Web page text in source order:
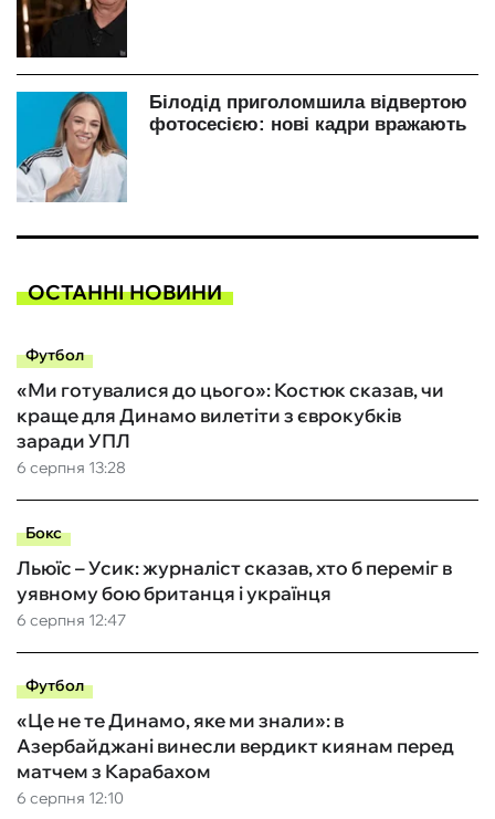
ОСТАННІ НОВИНИ
Футбол
6 серпня 13:28
«Ми готувалися до цього»: Костюк сказав, чи
краще для Динамо вилетіти з єврокубків
заради УПЛ
Бокс
6 серпня 12:47
Льюїс – Усик: журналіст сказав, хто б переміг в
уявному бою британця і українця
Футбол
6 серпня 12:10
«Це не те Динамо, яке ми знали»: в
Азербайджані винесли вердикт киянам перед
матчем з Карабахом